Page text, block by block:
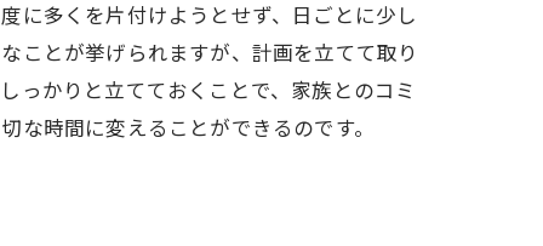
に多くを片付けようとせず、日ごとに少し
ことが挙げられますが、計画を立てて取り
っかりと立てておくことで、家族とのコミ
な時間に変えることができるのです。